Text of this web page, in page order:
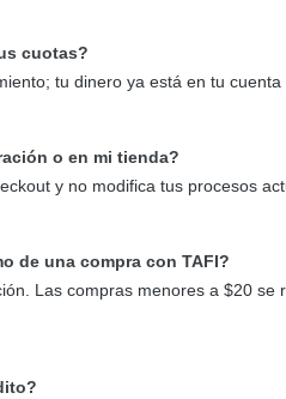
cuotas?
tu dinero ya está en tu cuenta
o en mi tienda?
y no modifica tus procesos
de una compra con TAFI?
Las compras menores a $20